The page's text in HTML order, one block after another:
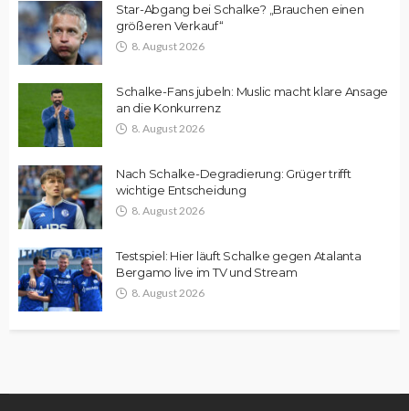
Star-Abgang bei Schalke? „Brauchen einen
größeren Verkauf“
8. August 2026
Schalke-Fans jubeln: Muslic macht klare Ansage
an die Konkurrenz
8. August 2026
Nach Schalke-Degradierung: Grüger trifft
wichtige Entscheidung
8. August 2026
Testspiel: Hier läuft Schalke gegen Atalanta
Bergamo live im TV und Stream
8. August 2026